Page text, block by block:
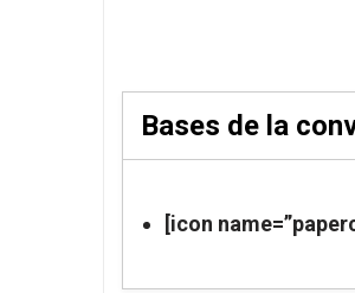
Bases de la
[icon